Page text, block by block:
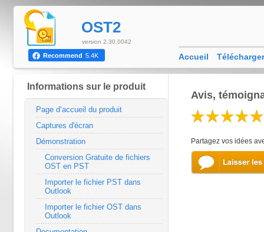
Avis,
Partagez vos idées
Informations sur le produit
Page d’accueil du produit
Captures d'écran
Démonstration
Conversion Gratuite de fichiers
OST en PST
Importer le fichier PST dans
Outlook
Importer le fichier OST dans
Outlook
OST2
version 2.30.0042
Recommend 5.4K Accueil Télécharger